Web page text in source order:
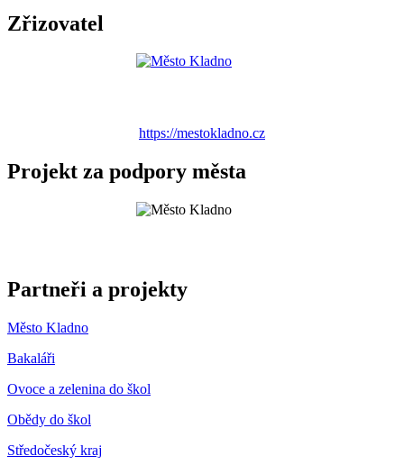
Zřizovatel
https://mestokladno.cz
Projekt za podpory města
Partneři a projekty
Město Kladno
Bakaláři
Ovoce a zelenina do škol
Obědy do škol
Středočeský kraj